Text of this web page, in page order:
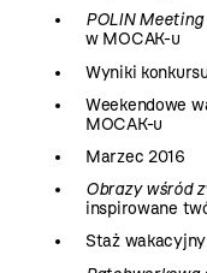
POLIN
w MOCAK-u
Wyniki
Weekendowe
MOCAK-u
Marzec 2016
Obrazy wśród
inspirowane
Staż